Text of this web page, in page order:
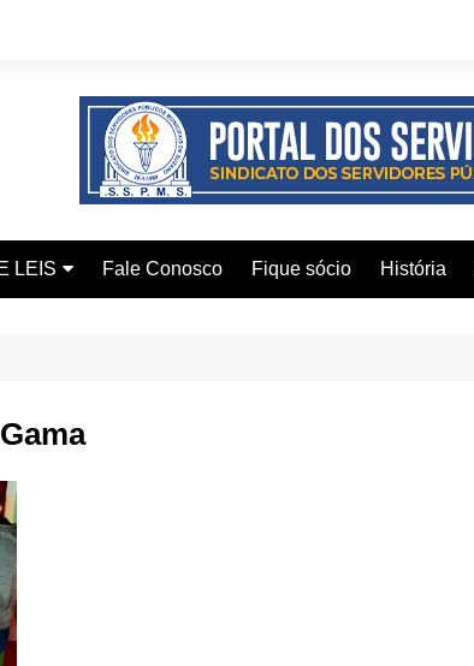
LEIS Fale Conosco Fique sócio História